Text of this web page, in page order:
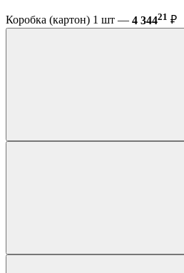
Коробка (картон) 1 шт — 4 34421 ₽